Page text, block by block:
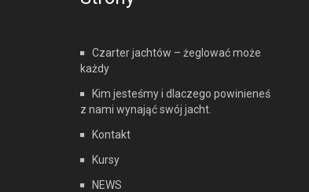
Czarter jachtów – żeglować może
każdy
Kim jesteśmy i dlaczego powinieneś
z nami wynająć swój jacht.
Kontakt
Kursy
NEWS